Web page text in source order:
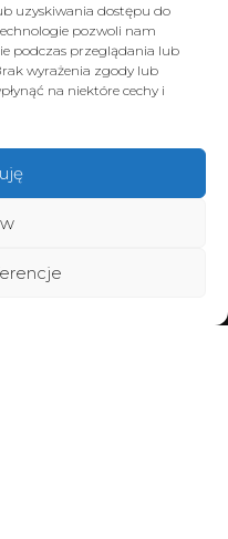
uzyskiwania dostępu do
pozwoli nam
podczas przeglądania lub
wyrażenia zgody lub
na niektóre cechy i